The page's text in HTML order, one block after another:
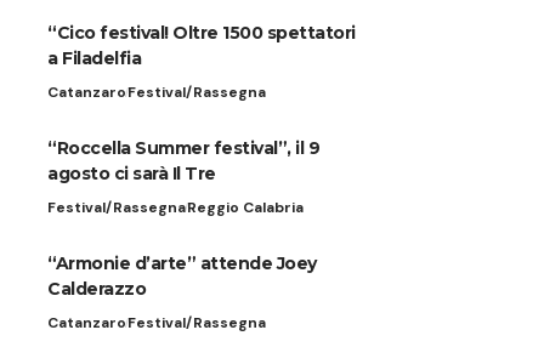
“Cico festival! Oltre 1500 spettatori
a Filadelfia
CatanzaroFestival/Rassegna
“Roccella Summer festival”, il 9
agosto ci sarà Il Tre
Festival/RassegnaReggio Calabria
“Armonie d’arte” attende Joey
Calderazzo
CatanzaroFestival/Rassegna